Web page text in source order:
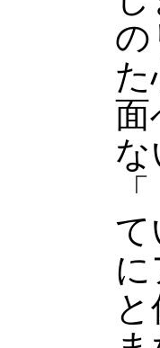
の
面
て